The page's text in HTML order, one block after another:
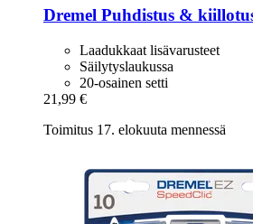
Dremel Puhdistus &
Laadukkaat lisävarusteet
Säilytyslaukussa
20-osainen setti
21,99 €
Toimitus 17. elokuuta mennessä